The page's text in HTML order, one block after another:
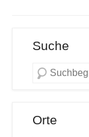
Suche
Orte